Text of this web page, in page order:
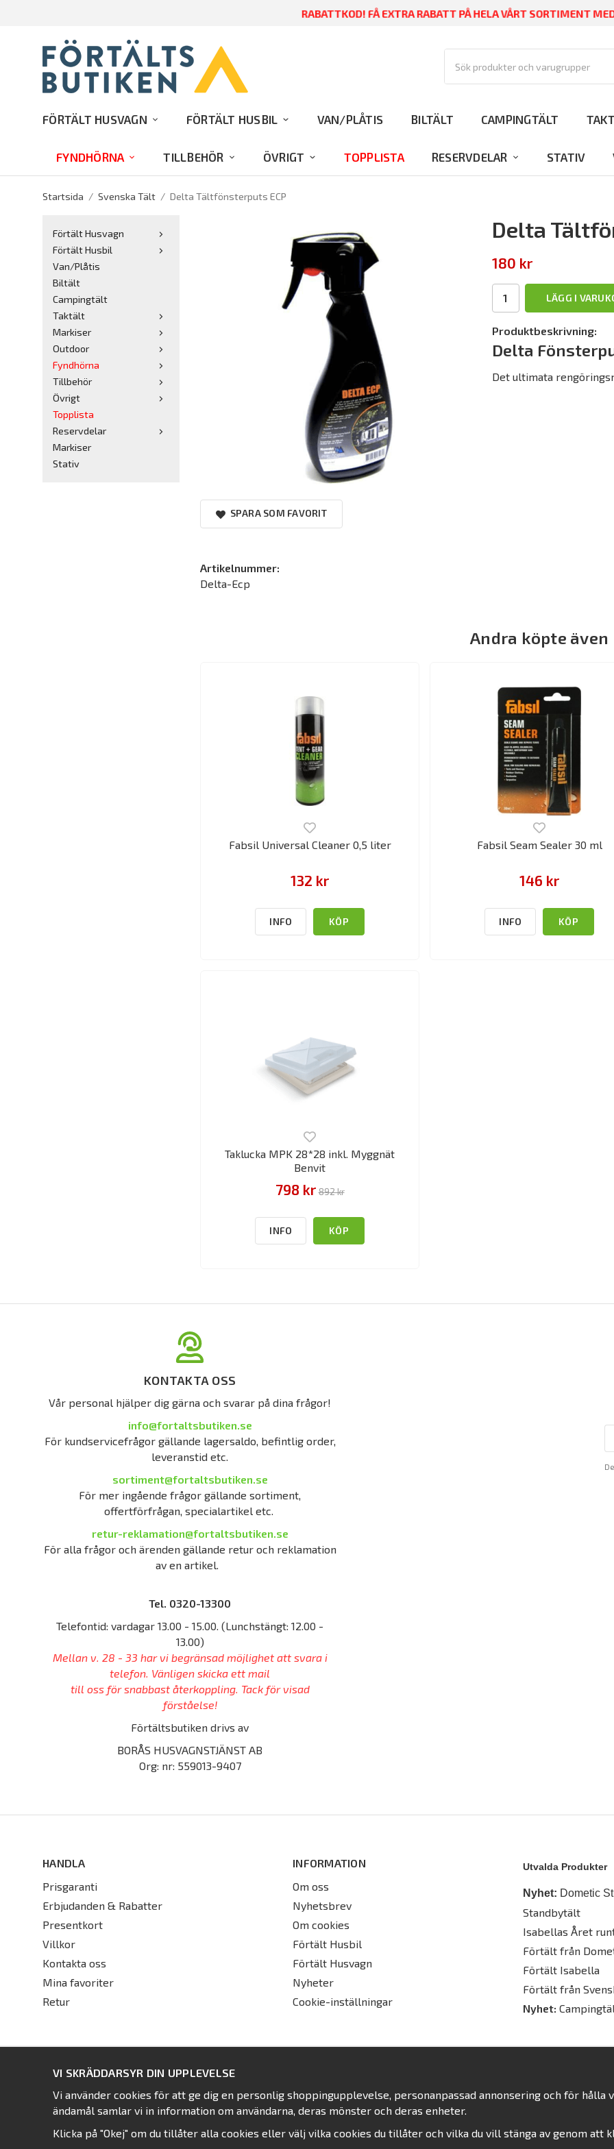
RABATTKOD! FÅ EXTRA RABATT PÅ HELA VÅRT SORTIMENT
FÖRTÄLT HUSVAGN FÖRTÄLT HUSBIL VAN/PLÅTIS BILTÄLT CAMPINGTÄLT
FYNDHÖRNA TILLBEHÖR ÖVRIGT TOPPLISTA RESERVDELAR STATIV
Startsida / Svenska Tält / Delta Tältfönsterputs ECP
Förtält Husvagn
Förtält Husbil
Van/Plåtis
Biltält
Campingtält
Taktält
Markiser
Outdoor
Fyndhörna
Tillbehör
Övrigt
Topplista
Reservdelar
Markiser
Stativ
Delta
180 kr
LÄGG I
Produktbeskrivning:
Delta
Det ultimata
SPARA SOM FAVORIT
Artikelnummer:
Delta-Ecp
Andra köpte även
Fabsil Universal Cleaner 0,5 liter
132 kr
INFO KÖP
Fabsil Seam Sealer 30 ml
146 kr
INFO KÖP
Taklucka MPK 28*28 inkl. Myggnät
Benvit
798 kr 892 kr
INFO KÖP
KONTAKTA OSS
Vår personal hjälper dig gärna och svarar på dina frågor!
info@fortaltsbutiken.se
För kundservicefrågor gällande lagersaldo, befintlig order,
leveranstid etc.
sortiment@fortaltsbutiken.se
För mer ingående frågor gällande sortiment,
offertförfrågan, specialartikel etc.
retur-reklamation@fortaltsbutiken.se
För alla frågor och ärenden gällande retur och reklamation
av en artikel.
Tel. 0320-13300
Telefontid: vardagar 13.00 - 15.00. (Lunchstängt: 12.00 -
13.00)
Mellan v. 28 - 33 har vi begränsad möjlighet att svara i
telefon. Vänligen skicka ett mail
till oss för snabbast återkoppling. Tack för visad
förståelse!
Förtältsbutiken drivs av
BORÅS HUSVAGNSTJÄNST AB
Org: nr: 559013-9407
HANDLA
Prisgaranti
Erbjudanden & Rabatter
Presentkort
Villkor
Kontakta oss
Mina favoriter
Retur
INFORMATION
Om oss
Nyhetsbrev
Om cookies
Förtält Husbil
Förtält Husvagn
Nyheter
Cookie-inställningar
Utvalda Produkter
Nyhet: Dometic
Standbytält
Isabellas Året
Förtält från
Förtält Isabella
Förtält från
Nyhet:
VI SKRÄDDARSYR DIN UPPLEVELSE
Vi använder cookies för att ge dig en personlig shoppingupplevelse, personanpassad annonsering och för
ändamål samlar vi in information om användarna, deras mönster och deras enheter.
Klicka på "Okej" om du tillåter alla cookies eller välj vilka cookies du tillåter och vilka du vill stänga av genom att